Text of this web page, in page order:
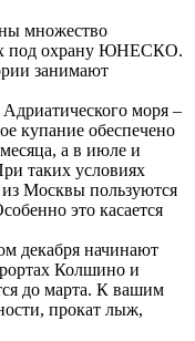
множество
под охрану ЮНЕСКО.
занимают
моря –
купание обеспечено
а в июле и
таких условиях
Москвы пользуются
это касается
декабря начинают
Колшино и
до марта. К вашим
прокат лыж,